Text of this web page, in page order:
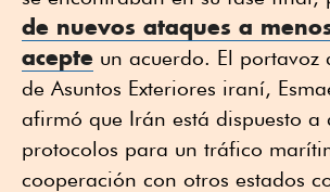
de nuevos ataques a
acepte un acuerdo. El portavoz
de Asuntos Exteriores iraní,
afirmó que Irán está dispuesto a
protocolos para un tráfico
cooperación con otros estados